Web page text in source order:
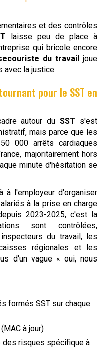
et des contrôles
laisse peu de place à
qui bricole encore
du travailjoue
avec la justice.
pour le SST en
autour duSST s'est
mais parce que les
000 arrêts cardiaques
majoritairement hors
minute d'hésitation se
à l'employeur d'organiser
à la prise en charge
2023-2025, c'est la
sont contrôlées,
du travail, les
régionales et les
d'un vague « oui, nous
formés SST sur chaque
à jour)
des risques spécifique à